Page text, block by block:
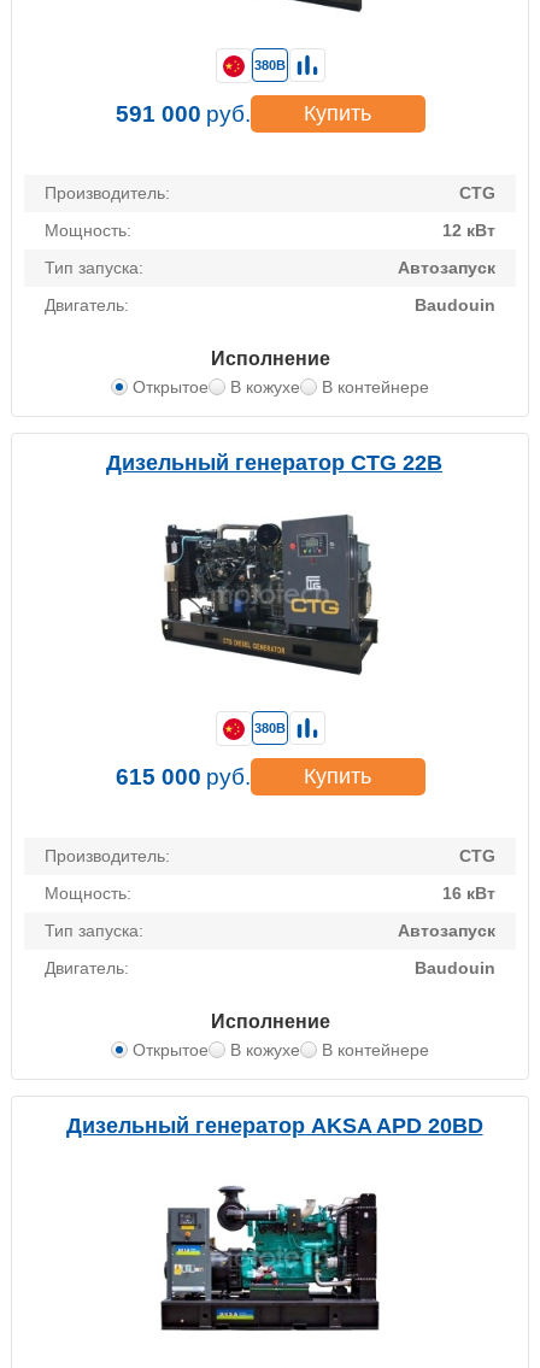
Производитель:
CTG
Мощность:
12 кВт
Тип запуска:
Автозапуск
Двигатель:
Baudouin
Исполнение
Открытое В кожухе В контейнере
380В
591 000 руб. Купить
Дизельный генератор CTG 22B
Производитель:
CTG
Мощность:
16 кВт
Тип запуска:
Автозапуск
Двигатель:
Baudouin
Исполнение
Открытое В кожухе В контейнере
380В
615 000 руб. Купить
Дизельный генератор AKSA APD 20BD